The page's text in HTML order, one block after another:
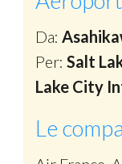
Da:
Per: Salt
Lake City
Le